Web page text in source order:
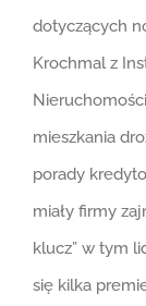
dotyczących
Krochmal z
mieszkania
porady
miały firmy
klucz” w tym
się kilka